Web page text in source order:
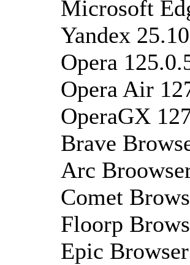
Microsoft
Yandex
Opera
Opera Air
OperaGX
Brave
Arc
Comet
Floorp
Epic